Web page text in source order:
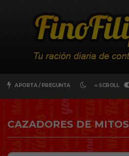
APORTA / PREGUNTA ∞ SCROLL
CAZADORES DE MITOS